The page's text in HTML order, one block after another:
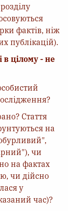
фактів, ніж
публікацій).
в цілому - не
Стаття
на
чи
на фактах
чи дійсно
у
час)?